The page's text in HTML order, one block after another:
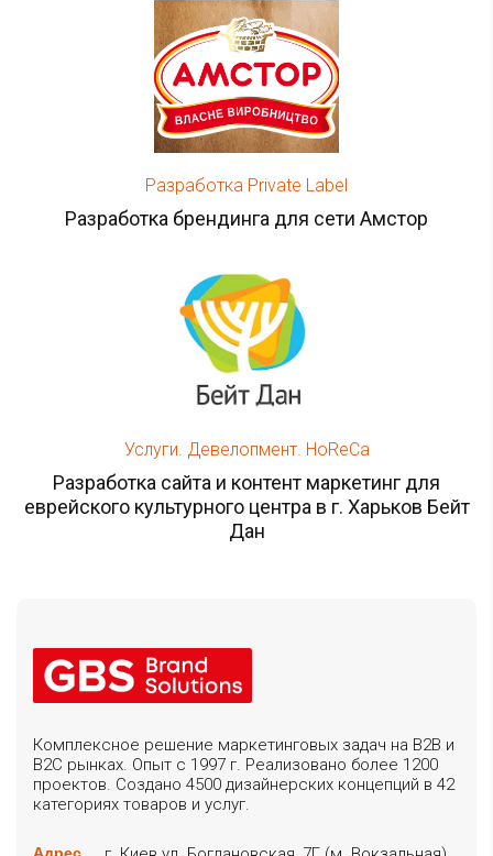
Разработка Private Label
Разработка брендинга для сети Амстор
Услуги. Девелопмент. HoReCa
Разработка сайта и контент маркетинг для
еврейского культурного центра в г. Харьков Бейт
Дан
Комплексное решение маркетинговых задач на B2B и
B2C рынках. Опыт с 1997 г. Реализовано более 1200
проектов. Создано 4500 дизайнерских концепций в 42
категориях товаров и услуг.